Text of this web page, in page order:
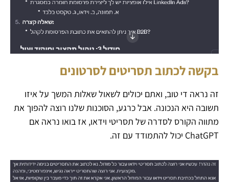
בקשה לכתוב תסריטים לסרטונים
זה נראה די טוב, ואתם יכולים לשאול שאלות המשך על איזו
תשובה היא הנכונה. אבל כרגע, הסוכנות שלנו רוצה להפוך את
ChatGPT יכול להתמודד עם זה.